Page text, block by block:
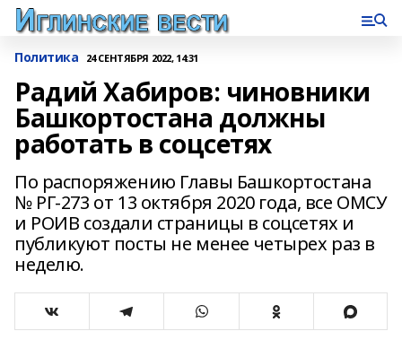
Политика 24 СЕНТЯБРЯ 2022, 14:31
Радий Хабиров: чиновники
Башкортостана должны
работать в соцсетях
По распоряжению Главы Башкортостана
№ РГ-273 от 13 октября 2020 года, все ОМСУ
и РОИВ создали страницы в соцсетях и
публикуют посты не менее четырех раз в
неделю.